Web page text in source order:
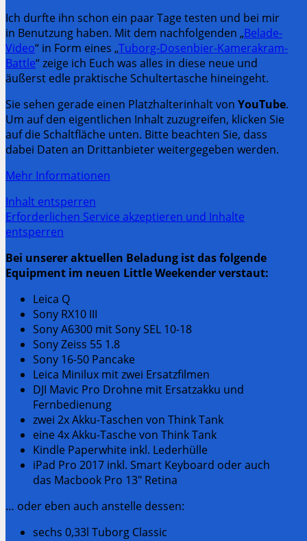
Ich durfte ihn schon ein paar Tage testen und bei mir
in Benutzung haben. Mit dem nachfolgenden „Belade-
Video“ in Form eines „Tuborg-Dosenbier-Kamerakram-
Battle“ zeige ich Euch was alles in diese neue und
äußerst edle praktische Schultertasche hineingeht.
Sie sehen gerade einen Platzhalterinhalt von YouTube.
Um auf den eigentlichen Inhalt zuzugreifen, klicken Sie
auf die Schaltfläche unten. Bitte beachten Sie, dass
dabei Daten an Drittanbieter weitergegeben werden.
Mehr Informationen
Inhalt entsperren
Erforderlichen Service akzeptieren und Inhalte
entsperren
Bei unserer aktuellen Beladung ist das folgende
Equipment im neuen Little Weekender verstaut:
Leica Q
Sony RX10 III
Sony A6300 mit Sony SEL 10-18
Sony Zeiss 55 1.8
Sony 16-50 Pancake
Leica Minilux mit zwei Ersatzfilmen
DJI Mavic Pro Drohne mit Ersatzakku und
Fernbedienung
zwei 2x Akku-Taschen von Think Tank
eine 4x Akku-Tasche von Think Tank
Kindle Paperwhite inkl. Lederhülle
iPad Pro 2017 inkl. Smart Keyboard oder auch
das Macbook Pro 13″ Retina
… oder eben auch anstelle dessen:
sechs 0,33l Tuborg Classic